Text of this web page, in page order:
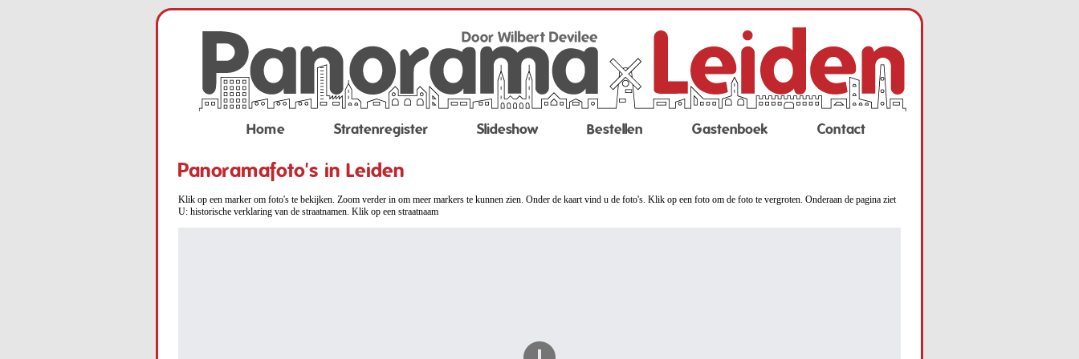
Home Stratenregister Slideshow Bestellen Gastenboek Contact
Panoramafoto's in Leiden
Klik op een marker om foto's te bekijken. Zoom verder in om meer markers te kunnen zien. Onder de kaart vind u de foto's. Klik op een foto om de foto te vergroten. Onderaan de pagina ziet
U: historische verklaring van de straatnamen. Klik op een straatnaam